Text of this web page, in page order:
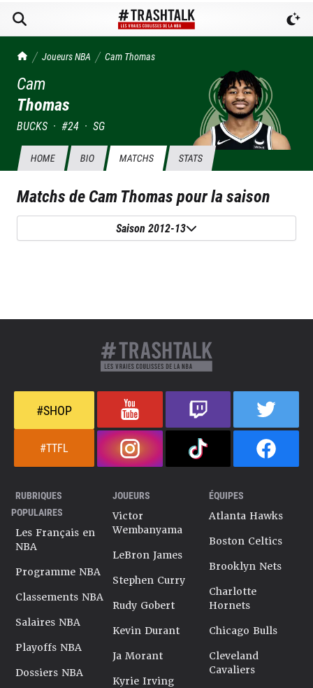
TrashTalk Actu NBA
Joueurs NBA Cam Thomas
Cam
Thomas
BUCKS · #24 · SG
HOME BIO MATCHS STATS
Matchs deCam Thomaspour la saison
Saison 2012-13
#SHOP
#TTFL
RUBRIQUES
POPULAIRES
Les Français en
NBA
Programme NBA
Classements NBA
Salaires NBA
Playoffs NBA
Dossiers NBA
JOUEURS
Victor
Wembanyama
LeBron James
Stephen Curry
Rudy Gobert
Kevin Durant
Ja Morant
Kyrie Irving
ÉQUIPES
Atlanta Hawks
Boston Celtics
Brooklyn Nets
Charlotte
Hornets
Chicago Bulls
Cleveland
Cavaliers